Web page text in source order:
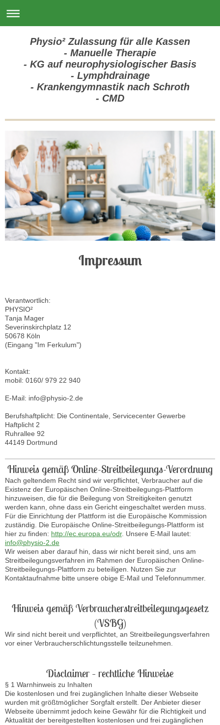
Physio² Zulassung für alle Kassen
- Manuelle Therapie
- KG auf neurophysiologischer Basis
- Lymphdrainage
- Krankengymnastik nach Schroth
- CMD
Impressum
Verantwortlich:
PHYSIO²
Tanja Mager
Severinskirchplatz 12
50678 Köln
(Eingang "Im Ferkulum")
Kontakt:
mobil: 0160/ 979 22 940
E-Mail: info@physio-2.de
Berufshaftplicht: Die Continentale, Servicecenter Gewerbe
Haftplicht 2
Ruhrallee 92
44149 Dortmund
Hinweis gemäß Online-Streitbeilegungs-Verordnung
Nach geltendem Recht sind wir verpflichtet, Verbraucher auf die
Existenz der Europäischen Online-Streitbeilegungs-Plattform
hinzuweisen, die für die Beilegung von Streitigkeiten genutzt
werden kann, ohne dass ein Gericht eingeschaltet werden muss.
Für die Einrichtung der Plattform ist die Europäische Kommission
zuständig. Die Europäische Online-Streitbeilegungs-Plattform ist
hier zu finden: http://ec.europa.eu/odr. Unsere E-Mail lautet:
info@physio-2.de
Wir weisen aber darauf hin, dass wir nicht bereit sind, uns am
Streitbeilegungsverfahren im Rahmen der Europäischen Online-
Streitbeilegungs-Plattform zu beteiligen. Nutzen Sie zur
Kontaktaufnahme bitte unsere obige E-Mail und Telefonnummer.
Hinweis gemäß Verbraucherstreitbeilegungsgesetz
(VSBG)
Wir sind nicht bereit und verpflichtet, an Streitbeilegungsverfahren
vor einer Verbraucherschlichtungsstelle teilzunehmen.
Disclaimer – rechtliche Hinweise
§ 1 Warnhinweis zu Inhalten
Die kostenlosen und frei zugänglichen Inhalte dieser Webseite
wurden mit größtmöglicher Sorgfalt erstellt. Der Anbieter dieser
Webseite übernimmt jedoch keine Gewähr für die Richtigkeit und
Aktualität der bereitgestellten kostenlosen und frei zugänglichen